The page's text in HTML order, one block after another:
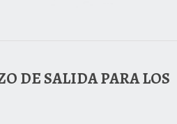
DE SALIDA PARA LOS